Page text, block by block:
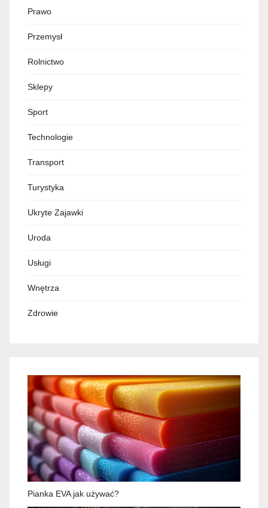
Prawo
Przemysł
Rolnictwo
Sklepy
Sport
Technologie
Transport
Turystyka
Ukryte Zajawki
Uroda
Usługi
Wnętrza
Zdrowie
Pianka EVA jak używać?